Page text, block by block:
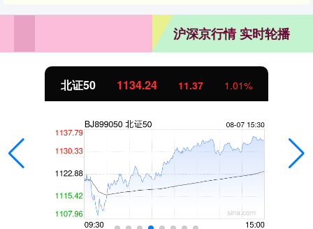
沪深京行情 实时轮播
北证50 1134.24 11.37 1.01%